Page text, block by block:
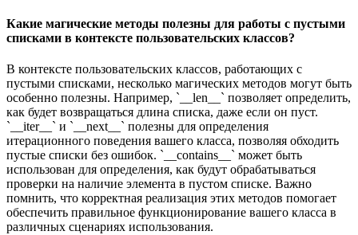
Какие магические методы полезны для работы с пустыми
списками в контексте пользовательских классов?
В контексте пользовательских классов, работающих с
пустыми списками, несколько магических методов могут быть
особенно полезны. Например, `__len__` позволяет определить,
как будет возвращаться длина списка, даже если он пуст.
`__iter__` и `__next__` полезны для определения
итерационного поведения вашего класса, позволяя обходить
пустые списки без ошибок. `__contains__` может быть
использован для определения, как будут обрабатываться
проверки на наличие элемента в пустом списке. Важно
помнить, что корректная реализация этих методов помогает
обеспечить правильное функционирование вашего класса в
различных сценариях использования.